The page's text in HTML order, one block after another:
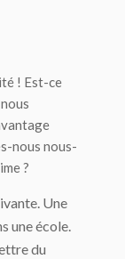
! Est-ce
nous nous-
?
Une
une école.
du